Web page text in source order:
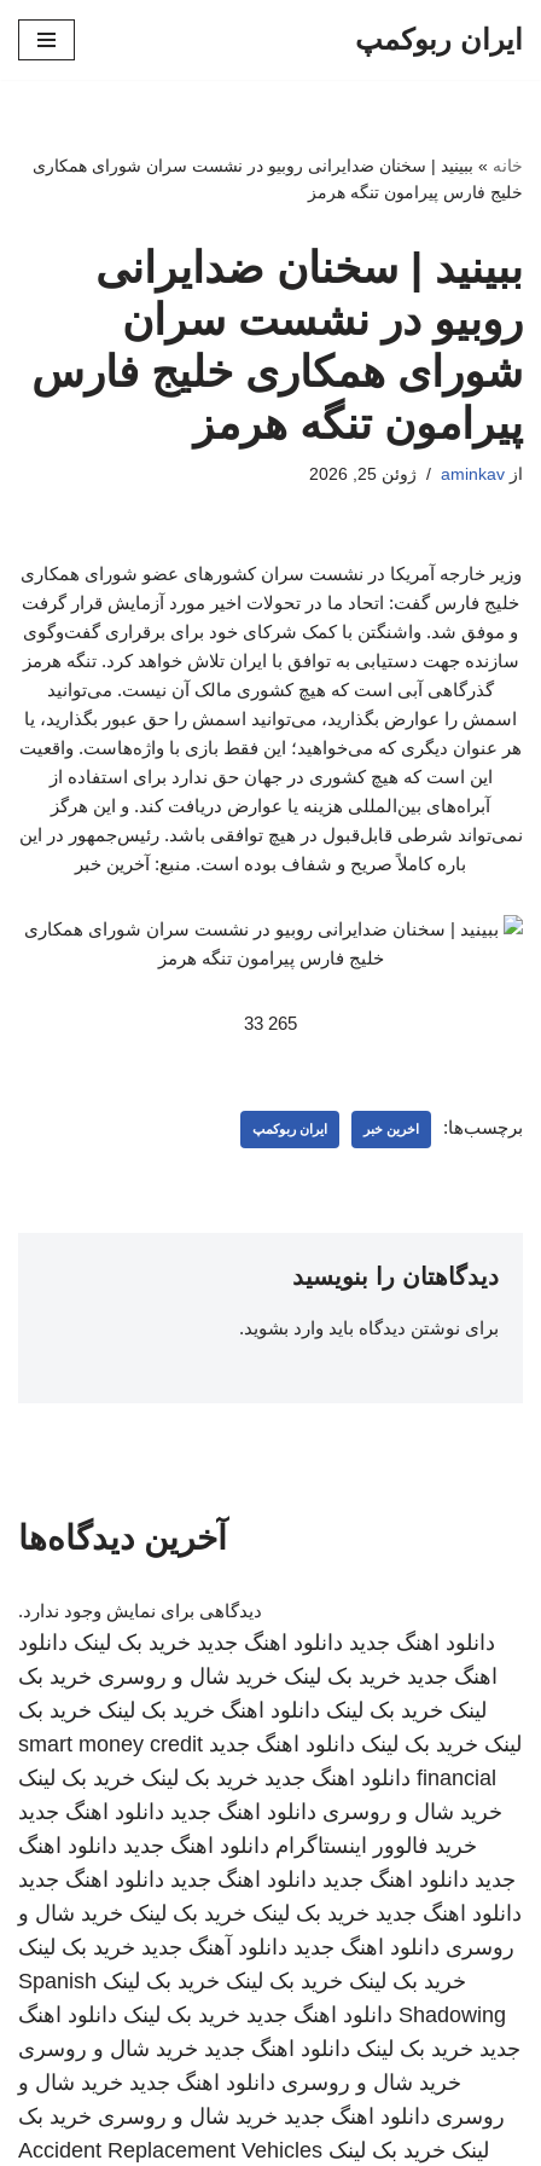
ایران ربوکمپ
خانه » ببینید | سخنان ضدایرانی روبیو در نشست سران شورای همکاری
خلیج فارس پیرامون تنگه هرمز
ببینید | سخنان ضدایرانی
روبیو در نشست سران
شورای همکاری خلیج فارس
پیرامون تنگه هرمز
از aminkav ژوئن 25, 2026
وزیر خارجه آمریکا در نشست سران کشورهای عضو شورای همکاری
خلیج فارس گفت: اتحاد ما در تحولات اخیر مورد آزمایش قرار گرفت
و موفق شد. واشنگتن با کمک شرکای خود برای برقراری گفت‌وگوی
سازنده جهت دستیابی به توافق با ایران تلاش خواهد کرد. تنگه هرمز
گذرگاهی آبی است که هیچ کشوری مالک آن نیست. می‌توانید
اسمش را عوارض بگذارید، می‌توانید اسمش را حق عبور بگذارید، یا
هر عنوان دیگری که می‌خواهید؛ این فقط بازی با واژه‌هاست. واقعیت
این است که هیچ کشوری در جهان حق ندارد برای استفاده از
آبراه‌های بین‌المللی هزینه یا عوارض دریافت کند. و این هرگز
نمی‌تواند شرطی قابل‌قبول در هیچ توافقی باشد. رئیس‌جمهور در این
باره کاملاً صریح و شفاف بوده است. منبع: آخرین خبر
265 33
برچسب‌ها: اخرین خبر ایران ربوکمپ
دیدگاهتان را بنویسید
برای نوشتن دیدگاه باید وارد بشوید.
آخرین دیدگاه‌ها
دیدگاهی برای نمایش وجود ندارد.
دانلود اهنگ جدید دانلود اهنگ جدید خرید بک لینک دانلود
اهنگ جدید خرید بک لینک خرید شال و روسری خرید بک
لینک خرید بک لینک دانلود اهنگ خرید بک لینک خرید بک
لینک خرید بک لینک دانلود اهنگ جدید smart money credit
financial دانلود اهنگ جدید خرید بک لینک خرید بک لینک
خرید شال و روسری دانلود اهنگ جدید دانلود اهنگ جدید
خرید فالوور اینستاگرام دانلود اهنگ جدید دانلود اهنگ
جدید دانلود اهنگ جدید دانلود اهنگ جدید دانلود اهنگ جدید
دانلود اهنگ جدید خرید بک لینک خرید بک لینک خرید شال و
روسری دانلود اهنگ جدید دانلود آهنگ جدید خرید بک لینک
خرید بک لینک خرید بک لینک خرید بک لینک Spanish
Shadowing دانلود اهنگ جدید خرید بک لینک دانلود اهنگ
جدید خرید بک لینک دانلود اهنگ جدید خرید شال و روسری
خرید شال و روسری دانلود اهنگ جدید خرید شال و
روسری دانلود اهنگ جدید خرید شال و روسری خرید بک
لینک خرید بک لینک Accident Replacement Vehicles